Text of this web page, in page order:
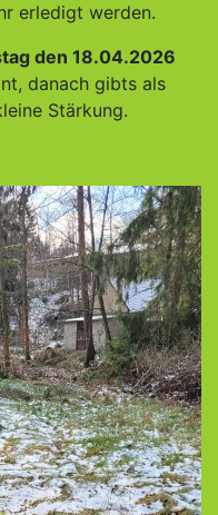
erledigt werden.
den 18.04.2026
danach gibts als
Stärkung.